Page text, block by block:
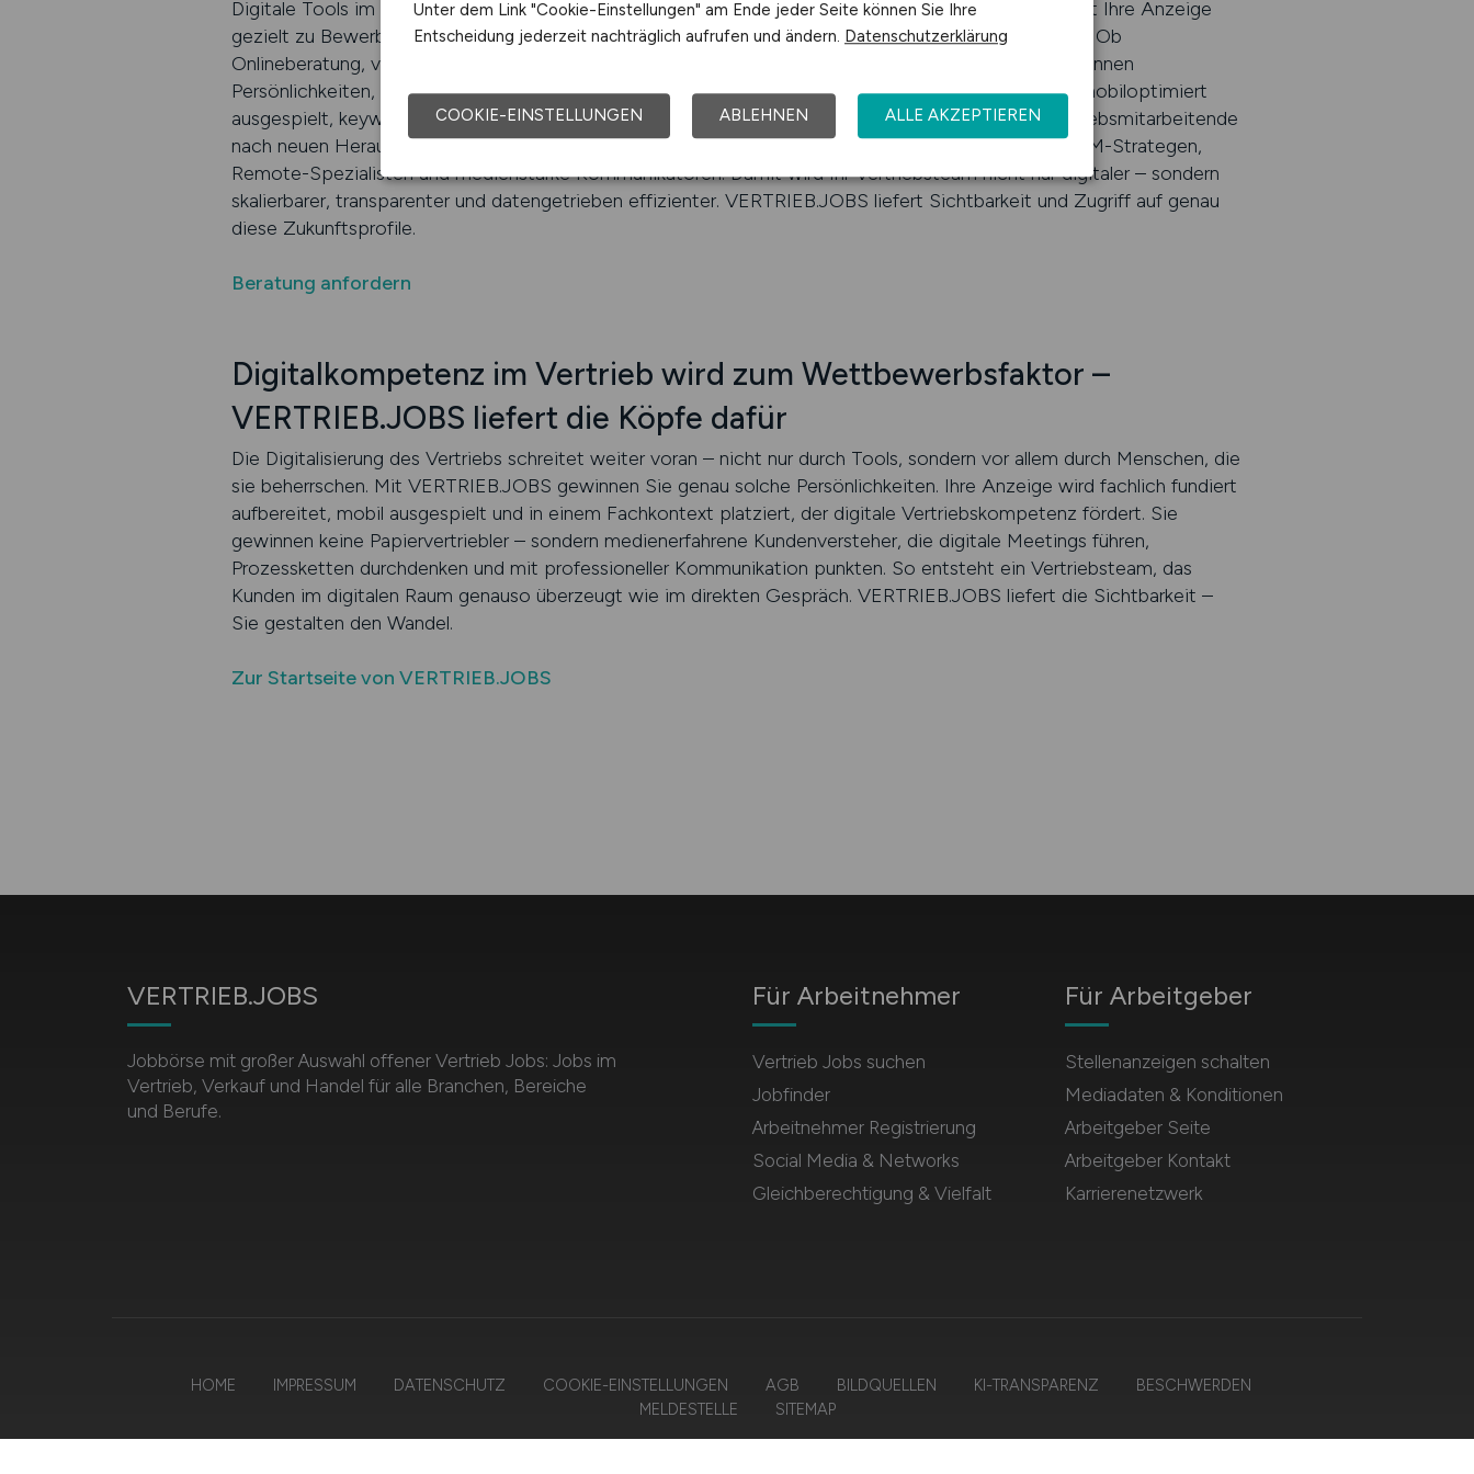
Digitale Tools im Vertrieb sind nur so gut wie die Menschen, die sie bedienen. VERTRIEB.JOBS bringt Ihre Anzeige
gezielt zu Bewerberinnen und Bewerbern, die Technik nicht als Barriere, sondern als Hebel verstehen. Ob
Onlineberatung, virtuelle Produktschulung oder Angebotsprozesse über digitale Freigaben – Sie gewinnen
Persönlichkeiten, die den Umgang mit digitalen Vertriebsprozessen beherrschen. Ihre Anzeige wird mobiloptimiert
ausgespielt, keywordorientiert positioniert und strategisch dort platziert, wo digital denkende Vertriebsmitarbeitende
nach neuen Herausforderungen suchen. Sie gewinnen keine klassischen Besuchsplaner – sondern CRM-Strategen,
Remote-Spezialisten und medienstarke Kommunikatoren. Damit wird Ihr Vertriebsteam nicht nur digitaler – sondern
skalierbarer, transparenter und datengetrieben effizienter. VERTRIEB.JOBS liefert Sichtbarkeit und Zugriff auf genau
diese Zukunftsprofile.
Beratung anfordern
Digitalkompetenz im Vertrieb wird zum Wettbewerbsfaktor –
VERTRIEB.JOBS liefert die Köpfe dafür
Die Digitalisierung des Vertriebs schreitet weiter voran – nicht nur durch Tools, sondern vor allem durch Menschen, die
sie beherrschen. Mit VERTRIEB.JOBS gewinnen Sie genau solche Persönlichkeiten. Ihre Anzeige wird fachlich fundiert
aufbereitet, mobil ausgespielt und in einem Fachkontext platziert, der digitale Vertriebskompetenz fördert. Sie
gewinnen keine Papiervertriebler – sondern medienerfahrene Kundenversteher, die digitale Meetings führen,
Prozessketten durchdenken und mit professioneller Kommunikation punkten. So entsteht ein Vertriebsteam, das
Kunden im digitalen Raum genauso überzeugt wie im direkten Gespräch. VERTRIEB.JOBS liefert die Sichtbarkeit –
Sie gestalten den Wandel.
Zur Startseite von VERTRIEB.JOBS
VERTRIEB.JOBS
Jobbörse mit großer Auswahl offener Vertrieb Jobs: Jobs im
Vertrieb, Verkauf und Handel für alle Branchen, Bereiche
und Berufe.
Für Arbeitnehmer
Vertrieb Jobs suchen
Jobfinder
Arbeitnehmer Registrierung
Social Media & Networks
Gleichberechtigung & Vielfalt
Für Arbeitgeber
Stellenanzeigen schalten
Mediadaten & Konditionen
Arbeitgeber Seite
Arbeitgeber Kontakt
Karrierenetzwerk
HOME IMPRESSUM DATENSCHUTZ COOKIE-EINSTELLUNGEN AGB BILDQUELLEN KI-TRANSPARENZ
BESCHWERDEN
MELDESTELLE
SITEMAP
Unter dem Link "Cookie-Einstellungen" am Ende jeder Seite können Sie Ihre
Entscheidung jederzeit nachträglich aufrufen und ändern. Datenschutzerklärung
COOKIE-EINSTELLUNGEN ABLEHNEN ALLE AKZEPTIEREN